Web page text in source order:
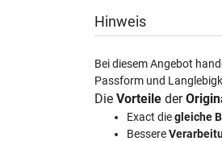
Hinweis
Bei diesem Angebot
Passform und
Die Vorteile der
Exact diegleiche
Bessere